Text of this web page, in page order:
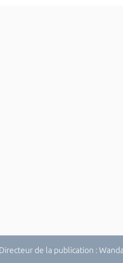
de la publication :